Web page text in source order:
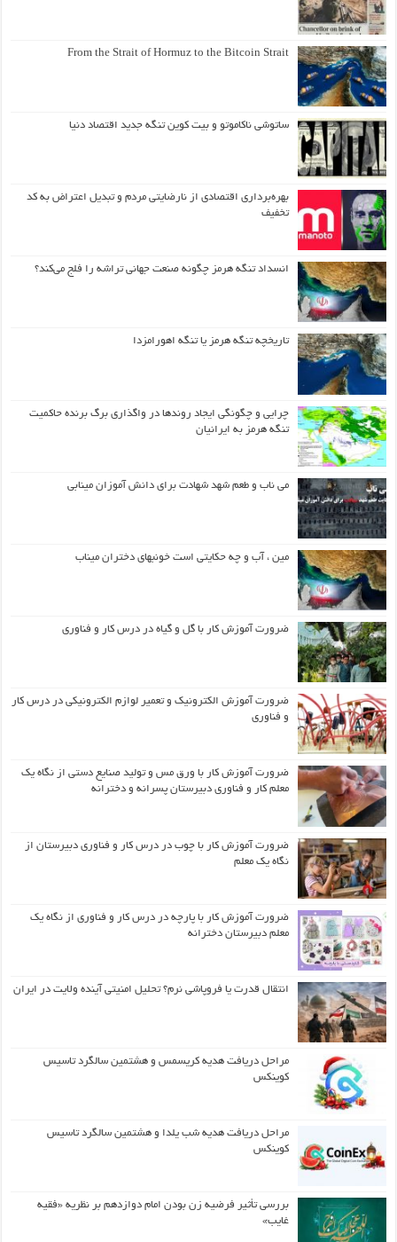
From the Strait of Hormuz to the Bitcoin Strait
ساتوشی ناکاموتو و بیت کوین تنگه جدید اقتصاد دنیا
بهره‌برداری اقتصادی از نارضایتی مردم و تبدیل اعتراض به کد
تخفیف
انسداد تنگه هرمز چگونه صنعت جهانی تراشه را فلج می‌کند؟
تاریخچه تنگه هرمز یا تنگه اهورامزدا
چرایی و چگونگی ایجاد روندها در واگذاری برگ برنده حاکمیت
تنگه هرمز به ایرانیان
می ناب و طعم شهد شهادت برای دانش آموزان مینابی
مین ، آب و چه حکایتی است خونبهای دختران میناب
ضرورت آموزش کار با گل و گیاه در درس کار و فناوری
ضرورت آموزش الکترونیک و تعمیر لوازم الکترونیکی در درس کار
و فناوری
ضرورت آموزش کار با ورق مس و تولید صنایع دستی از نگاه یک
معلم کار و فناوری دبیرستان پسرانه و دخترانه
ضرورت آموزش کار با چوب در درس کار و فناوری دبیرستان از
نگاه یک معلم
ضرورت آموزش کار با پارچه در درس کار و فناوری از نگاه یک
معلم دبیرستان دخترانه
انتقال قدرت یا فروپاشی نرم؟ تحلیل امنیتی آینده ولایت در ایران
مراحل دریافت هدیه کریسمس و هشتمین سالگرد تاسیس
کوینکس
مراحل دریافت هدیه شب یلدا و هشتمین سالگرد تاسیس
کوینکس
بررسی تأثیر فرضیه زن بودن امام دوازدهم بر نظریه «فقیه
غایب»